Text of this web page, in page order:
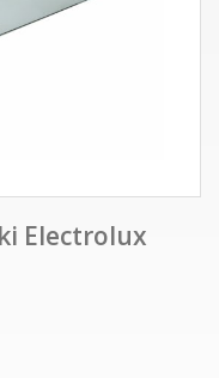
Electrolux